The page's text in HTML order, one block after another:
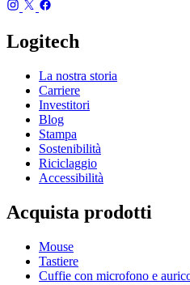
Logitech
La nostra storia
Carriere
Investitori
Blog
Stampa
Sostenibilità
Riciclaggio
Accessibilità
Acquista prodotti
Mouse
Tastiere
Cuffie con microfono e